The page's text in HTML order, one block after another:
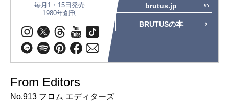
毎月1・15日発売
1980年創刊
brutus.jp
BRUTUSの本
From Editors
No.913 フロム エディターズ